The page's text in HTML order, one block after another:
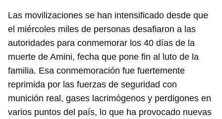
Las movilizaciones se han intensificado desde que
el miércoles miles de personas desafiaron a las
autoridades para conmemorar los 40 días de la
muerte de Amini, fecha que pone fin al luto de la
familia. Esa conmemoración fue fuertemente
reprimida por las fuerzas de seguridad con
munición real, gases lacrimógenos y perdigones en
varios puntos del país, lo que ha provocado nuevas